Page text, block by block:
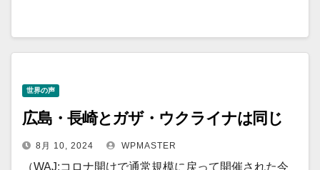
世界の声
広島・長崎とガザ・ウクライナは同じ
8月 10, 2024 WPMASTER
（WAJ:コロナ開けで通常規模に戻って開催された今